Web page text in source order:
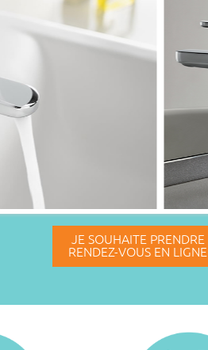
JE SOUHAITE PRENDRE
RENDEZ-VOUS EN LIGNE